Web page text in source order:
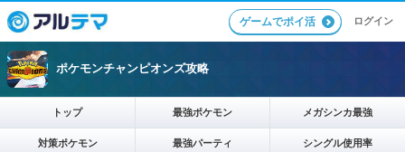
ゲームでポイ活 ログイン
ポケモンチャンピオンズ攻略
トップ 最強ポケモン メガシンカ最強
対策ポケモン 最強パーティ シングル使用率